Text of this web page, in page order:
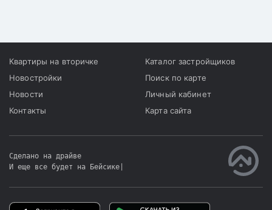
Квартиры на вторичке
Новостройки
Новости
Контакты
Каталог застройщиков
Поиск по карте
Личный кабинет
Карта сайта
Сделано на драйве
И еще все будет на Бейсике